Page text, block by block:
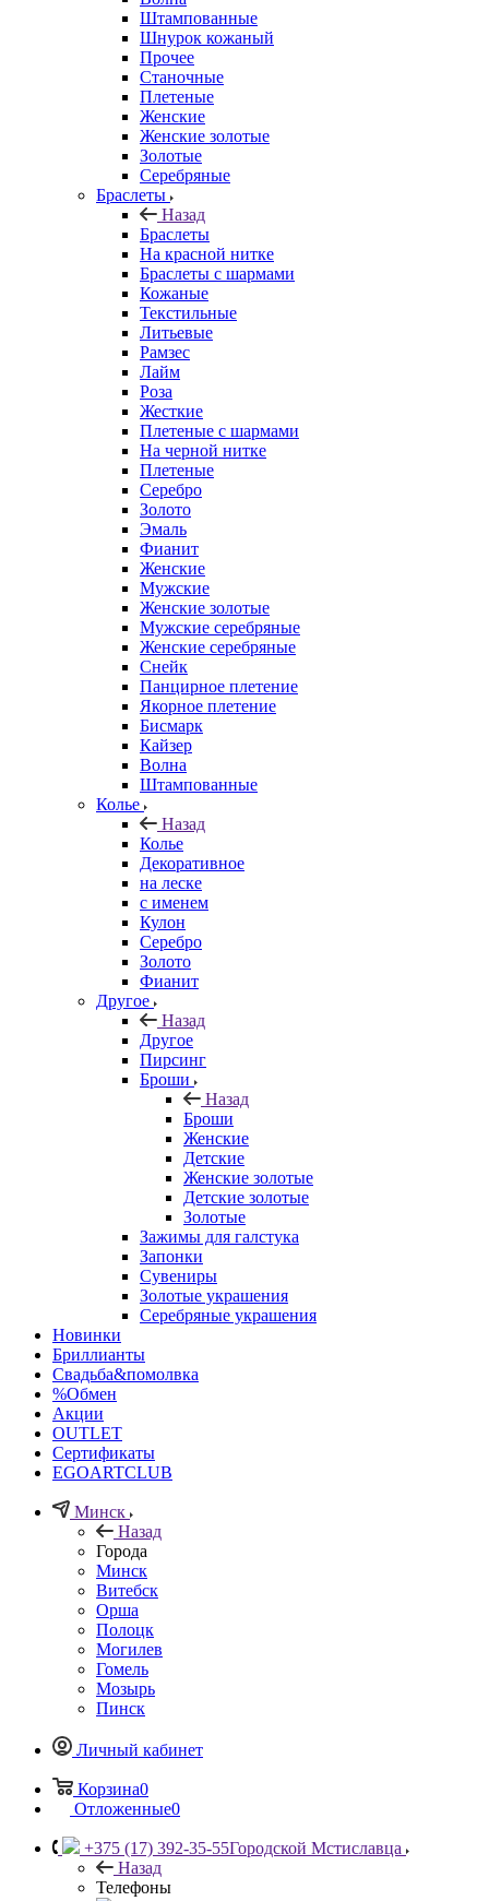
Штампованные
Шнурок кожаный
Прочее
Станочные
Плетеные
Женские
Женские золотые
Золотые
Серебряные
Браслеты
Назад
Браслеты
На красной нитке
Браслеты с шармами
Кожаные
Текстильные
Литьевые
Рамзес
Лайм
Роза
Жесткие
Плетеные с шармами
На черной нитке
Плетеные
Серебро
Золото
Эмаль
Фианит
Женские
Мужские
Женские золотые
Мужские серебряные
Женские серебряные
Снейк
Панцирное плетение
Якорное плетение
Бисмарк
Кайзер
Волна
Штампованные
Колье
Назад
Колье
Декоративное
на леске
с именем
Кулон
Серебро
Золото
Фианит
Другое
Назад
Другое
Пирсинг
Броши
Назад
Броши
Женские
Детские
Женские золотые
Детские золотые
Золотые
Зажимы для галстука
Запонки
Сувениры
Золотые украшения
Серебряные украшения
Новинки
Бриллианты
Свадьба&помолвка
%Обмен
Акции
OUTLET
Сертификаты
EGOARTCLUB
Минск
Назад
Города
Минск
Витебск
Орша
Полоцк
Могилев
Гомель
Мозырь
Пинск
Личный кабинет
Корзина0
Отложенные0
+375 (17) 392-35-55Городской Мстиславца
Назад
Телефоны